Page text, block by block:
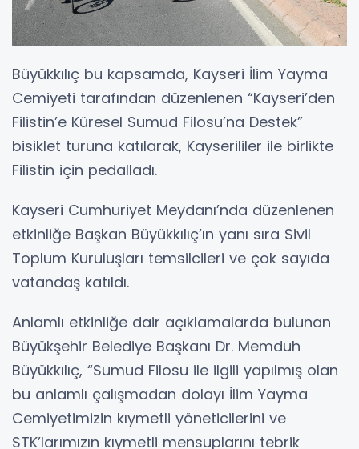
Büyükkılıç bu kapsamda, Kayseri İlim Yayma
Cemiyeti tarafından düzenlenen “Kayseri’den
Filistin’e Küresel Sumud Filosu’na Destek”
bisiklet turuna katılarak, Kayserililer ile birlikte
Filistin için pedalladı.
Kayseri Cumhuriyet Meydanı’nda düzenlenen
etkinliğe Başkan Büyükkılıç’ın yanı sıra Sivil
Toplum Kuruluşları temsilcileri ve çok sayıda
vatandaş katıldı.
Anlamlı etkinliğe dair açıklamalarda bulunan
Büyükşehir Belediye Başkanı Dr. Memduh
Büyükkılıç, “Sumud Filosu ile ilgili yapılmış olan
bu anlamlı çalışmadan dolayı İlim Yayma
Cemiyetimizin kıymetli yöneticilerini ve
STK’larımızın kıymetli mensuplarını tebrik